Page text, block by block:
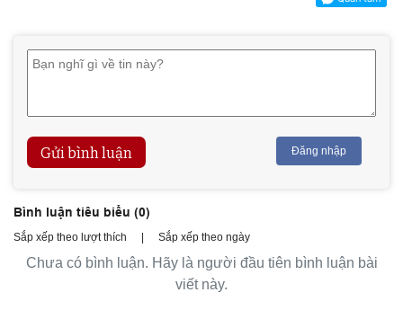
Gửi bình luận Đăng nhập
Bình luận tiêu biểu (0)
Sắp xếp theo lượt thích Sắp xếp theo ngày
Chưa có bình luận. Hãy là người đầu tiên bình luận bài
viết này.